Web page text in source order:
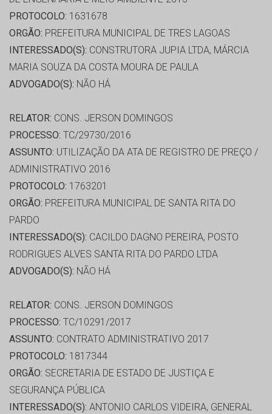
PROTOCOLO: 1631678
ORGÃO: PREFEITURA MUNICIPAL DE TRES LAGOAS
INTERESSADO(S): CONSTRUTORA JUPIA LTDA, MÁRCIA
MARIA SOUZA DA COSTA MOURA DE PAULA
ADVOGADO(S): NÃO HÁ
RELATOR: CONS. JERSON DOMINGOS
PROCESSO: TC/29730/2016
ASSUNTO: UTILIZAÇÃO DA ATA DE REGISTRO DE PREÇO /
ADMINISTRATIVO 2016
PROTOCOLO: 1763201
ORGÃO: PREFEITURA MUNICIPAL DE SANTA RITA DO
PARDO
INTERESSADO(S): CACILDO DAGNO PEREIRA, POSTO
RODRIGUES ALVES SANTA RITA DO PARDO LTDA
ADVOGADO(S): NÃO HÁ
RELATOR: CONS. JERSON DOMINGOS
PROCESSO: TC/10291/2017
ASSUNTO: CONTRATO ADMINISTRATIVO 2017
PROTOCOLO: 1817344
ORGÃO: SECRETARIA DE ESTADO DE JUSTIÇA E
SEGURANÇA PÚBLICA
INTERESSADO(S): ANTONIO CARLOS VIDEIRA, GENERAL